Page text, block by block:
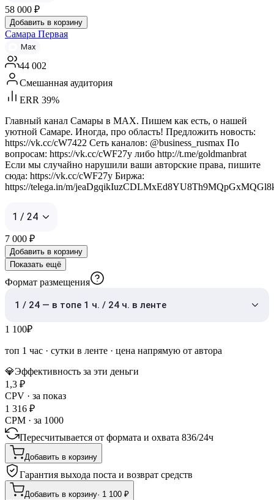
58 000 ₽
Добавить в корзину
Самара Первая
Max
44 002
Смешанная аудитория
ERR 39%
Главный канал Самары в MAX. Пишем как есть, о нашей
уютной Самаре. Иногда, про область! Предложить новость:
https://vk.cc/cW7422 Сеть каналов: @business_rusmax По
вопросам: https://vk.cc/cWF27y либо http://t.me/goldmanbrat
Если мы случайно нарушили ваши авторские права, пишите
сюда: https://vk.cc/cWF27y Биржа:
https://telega.in/m/
1 / 24
7 000 ₽
Добавить в корзину
Показать ещё
Формат размещения
1 / 24 — в топе 1 ч. / 24 ч. в ленте
1 100₽
топ 1 час · сутки в ленте · цена напрямую от автора
💎Эффективность за эти деньги
1,3 ₽
CPV · за показ
1 316 ₽
CPM · за 1000
Пересчитывается от формата и охвата 836/24ч
Добавить в корзину
Гарантия выхода поста и возврат средств
Добавить в корзину· 1 100 ₽